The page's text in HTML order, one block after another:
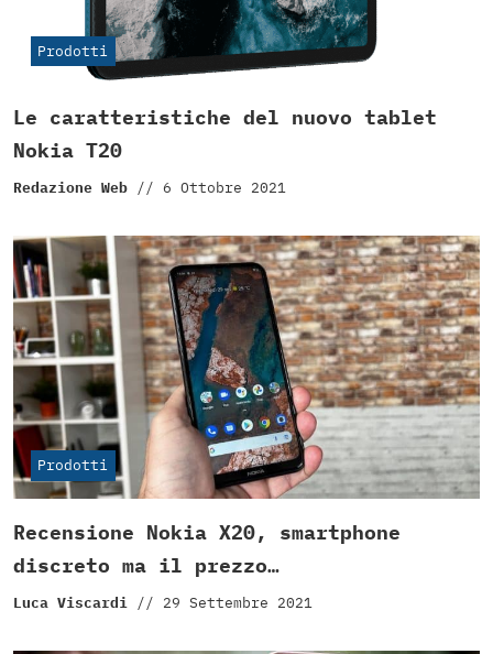
Prodotti
Le caratteristiche del nuovo tablet
Nokia T20
Redazione Web // 6 Ottobre 2021
Prodotti
Recensione Nokia X20, smartphone
discreto ma il prezzo…
Luca Viscardi // 29 Settembre 2021